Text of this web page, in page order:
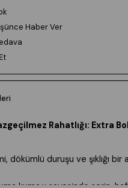
Haber Ver
Rahatlığı: Extra
dökümlü duruşu ve şıklığı bir